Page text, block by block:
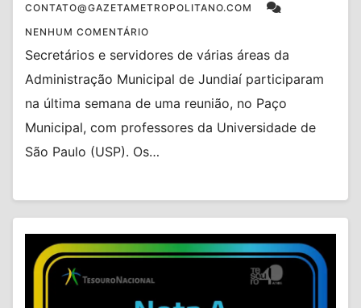
CONTATO@GAZETAMETROPOLITANO.COM
NENHUM COMENTÁRIO
Secretários e servidores de várias áreas da
Administração Municipal de Jundiaí participaram
na última semana de uma reunião, no Paço
Municipal, com professores da Universidade de
São Paulo (USP). Os…